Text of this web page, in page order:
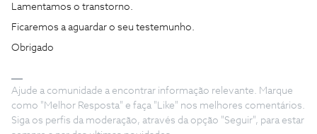
Lamentamos o transtorno.
Ficaremos a aguardar o seu testemunho.
Obrigado
Ajude a comunidade a encontrar informação relevante. Marque
como "Melhor Resposta" e faça "Like" nos melhores comentários.
Siga os perfis da moderação, através da opção "Seguir", para estar